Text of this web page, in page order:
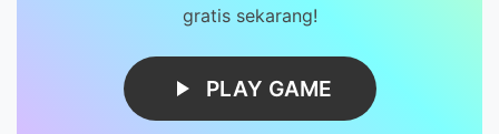
gratis sekarang!
PLAY GAME